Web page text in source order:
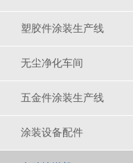
塑胶件涂装生产线
无尘净化车间
五金件涂装生产线
涂装设备配件